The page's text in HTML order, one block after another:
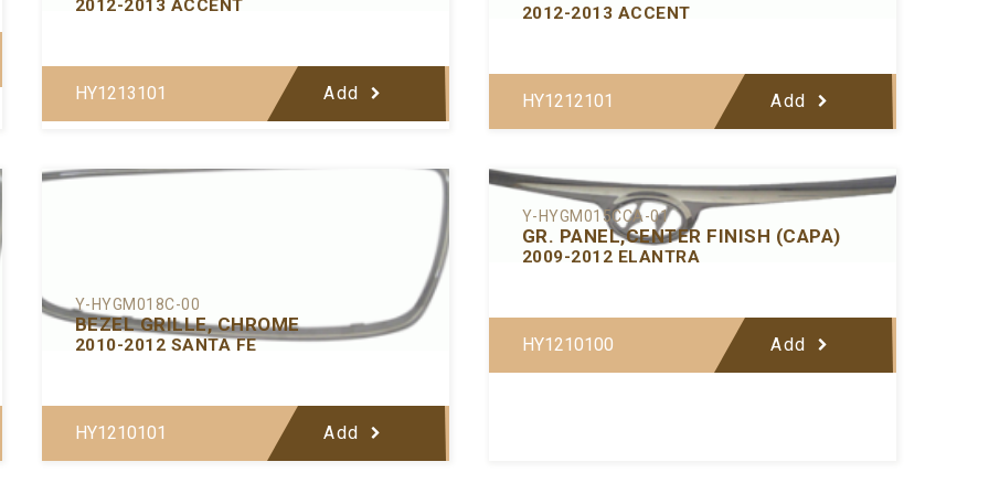
2012-2013 ACCENT
HY1213101 Add
2012-2013 ACCENT
HY1212101 Add
Y-HYGM018C-00
BEZEL GRILLE, CHROME
2010-2012 SANTA FE
HY1210101 Add
Y-HYGM015CCA-01
GR. PANEL,CENTER FINISH (CAPA)
2009-2012 ELANTRA
HY1210100 Add